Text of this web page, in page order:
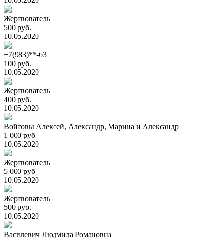
Жертвователь
500 руб.
10.05.2020
+7(983)**-63
100 руб.
10.05.2020
Жертвователь
400 руб.
10.05.2020
Войтовы Алексей, Александр, Марина и Александр
1 000 руб.
10.05.2020
Жертвователь
5 000 руб.
10.05.2020
Жертвователь
500 руб.
10.05.2020
Василевич Людмила Романовна